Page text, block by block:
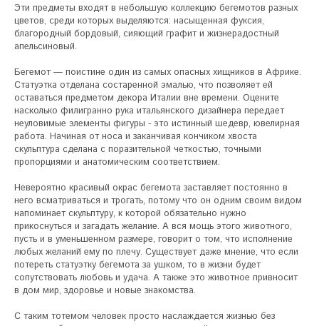
Эти предметы входят в небольшую коллекцию бегемотов разных
цветов, среди которых выделяются: насыщенная фуксия,
благородный бордовый, сияющий графит и жизнерадостный
апельсиновый.
Бегемот — поистине один из самых опасных хищников в Африке.
Статуэтка отделана состаренной эмалью, что позволяет ей
оставаться предметом декора Италии вне времени. Оцените
насколько филигранно рука итальянского дизайнера передает
неуловимые элементы фигуры - это истинный шедевр, ювелирная
работа. Начиная от носа и заканчивая кончиком хвоста
скульптура сделана с поразительной четкостью, точными
пропорциями и анатомическим соответствием.
Невероятно красивый окрас бегемота заставляет постоянно в
него всматриваться и трогать, потому что он одним своим видом
напоминает скульптуру, к которой обязательно нужно
прикоснуться и загадать желание. А вся мощь этого животного,
пусть и в уменьшенном размере, говорит о том, что исполнение
любых желаний ему по плечу. Существует даже мнение, что если
потереть статуэтку бегемота за ушком, то в жизни будет
сопутствовать любовь и удача. А также это животное привносит
в дом мир, здоровье и новые знакомства.
С таким тотемом человек просто наслаждается жизнью без